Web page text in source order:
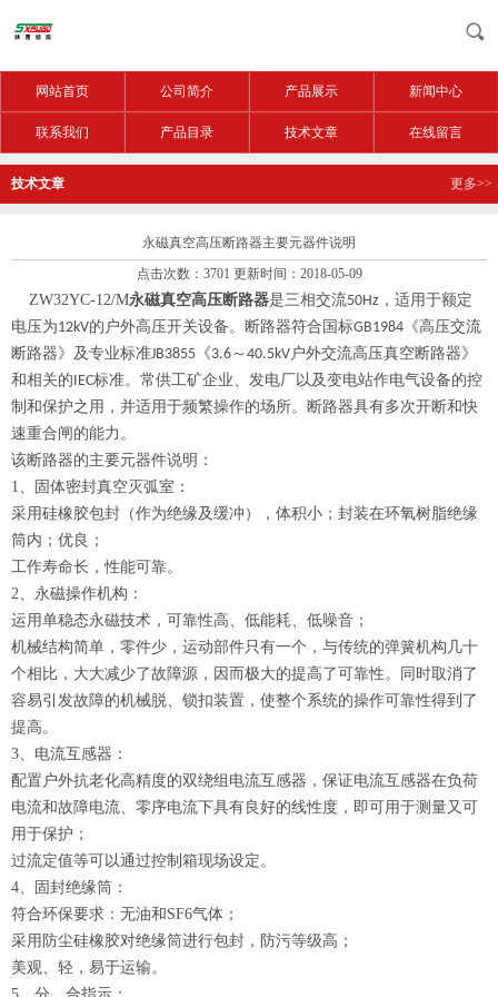
网站首页 公司简介 产品展示 新闻中心
联系我们 产品目录 技术文章 在线留言
技术文章 更多>>
永磁真空高压断路器主要元器件说明
点击次数：3701 更新时间：2018-05-09
ZW32YC-12/M永磁真空高压断路器是三相交流50Hz ，适用于额定
电压为12kV的户外高压开关设备。断路器符合国标GB1984 《高压交流
断路器》及专业标准JB3855 《3.6 ～ 40.5kV户外交流高压真空断路器》
和相关的IEC标准。常供工矿企业、发电厂以及变电站作电气设备的控
制和保护之用，并适用于频繁操作的场所。断路器具有多次开断和快
速重合闸的能力。
该断路器的主要元器件说明：
1、固体密封真空灭弧室：
采用硅橡胶包封（作为绝缘及缓冲），体积小；封装在环氧树脂绝缘
筒内；优良；
工作寿命长，性能可靠。
2、永磁操作机构：
运用单稳态永磁技术，可靠性高、低能耗、低噪音；
机械结构简单，零件少，运动部件只有一个，与传统的弹簧机构几十
个相比，大大减少了故障源，因而极大的提高了可靠性。同时取消了
容易引发故障的机械脱、锁扣装置，使整个系统的操作可靠性得到了
提高。
3、电流互感器：
配置户外抗老化高精度的双绕组电流互感器，保证电流互感器在负荷
电流和故障电流、零序电流下具有良好的线性度，即可用于测量又可
用于保护；
过流定值等可以通过控制箱现场设定。
4、固封绝缘筒：
符合环保要求：无油和 SF6气体；
采用防尘硅橡胶对绝缘筒进行包封，防污等级高；
美观、轻，易于运输。